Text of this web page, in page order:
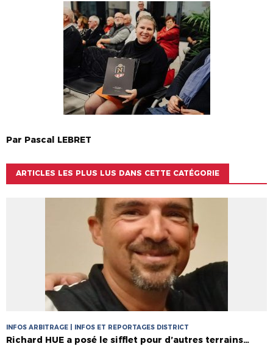
Par Pascal LEBRET
ARTICLES LES PLUS LUS DANS CETTE CATÉGORIE
INFOS ARBITRAGE | INFOS ET REPORTAGES DISTRICT
Richard HUE a posé le sifflet pour d’autres terrains…